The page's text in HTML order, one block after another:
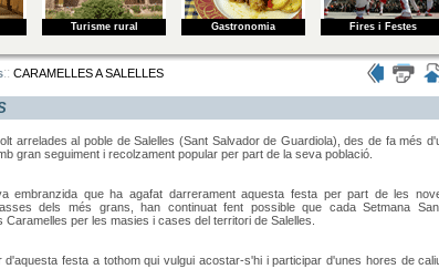
Turisme rural Gastronomia Fires i Festes
:: CARAMELLES A SALELLES
arrelades al poble de Salelles (Sant Salvador de Guardiola), des de fa més
gran seguiment i recolzament popular per part de la seva població.
embranzida que ha agafat darrerament aquesta festa per part de les
dels més grans, han continuat fent possible que cada Setmana
per les masies i cases del territori de Salelles.
d'aquesta festa a tothom qui vulgui acostar-s'hi i participar d'unes hores de